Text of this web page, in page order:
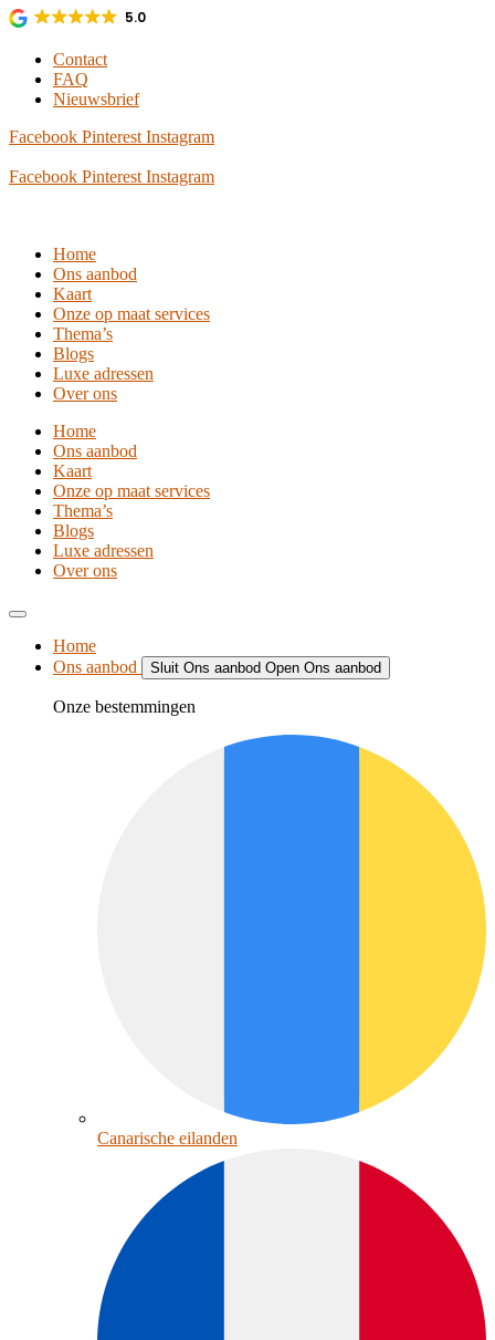
Ga
inhoud
5.0
Contact
FAQ
Nieuwsbrief
Facebook Pinterest Instagram
Facebook Pinterest Instagram
Home
Ons aanbod
Kaart
Onze op maat services
Thema’s
Blogs
Luxe adressen
Over ons
Home
Ons aanbod
Kaart
Onze op maat services
Thema’s
Blogs
Luxe adressen
Over ons
Home
Ons aanbod
Sluit Ons aanbod Open Ons aanbod
Onze bestemmingen
Canarische eilanden